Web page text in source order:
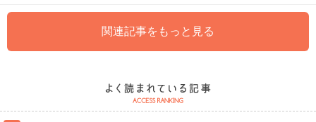
関連記事をもっと見る